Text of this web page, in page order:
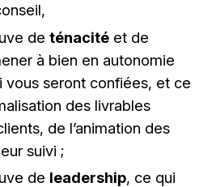
de ténacitéet de
à bien en autonomie
vous seront confiées, et ce
des livrables
de l’animation des
suivi ;
de leadership, ce qui